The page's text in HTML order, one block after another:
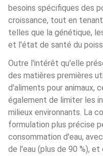
besoins spécifiques des
croissance, tout en
telles que la génétique,
et l'état de santé du
Outre l'intérêt qu'elle
des matières premières
d'aliments pour animaux,
également de limiter les
milieux environnants. La
formulation plus précise
consommation d'eau,
de l'eau (plus de 90 %),